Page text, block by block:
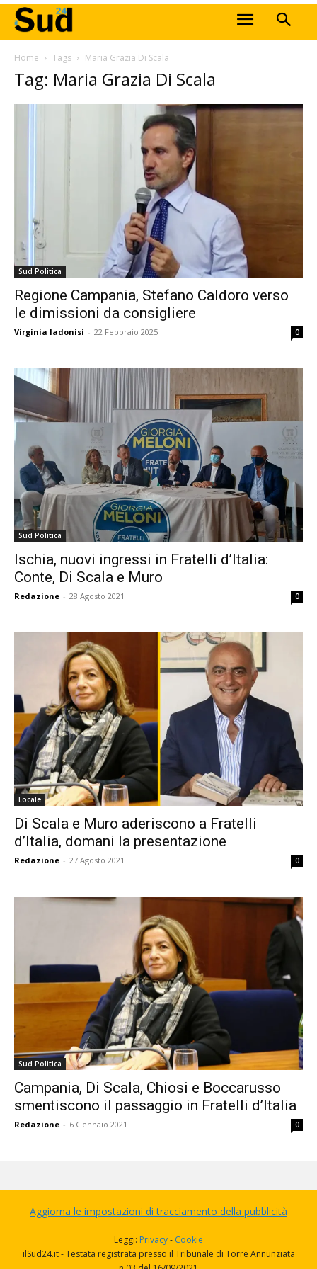
Home Tags Maria Grazia Di Scala
Tag: Maria Grazia Di Scala
Sud Politica
Regione Campania, Stefano Caldoro verso
le dimissioni da consigliere
Virginia Iadonisi - 22 Febbraio 2025 0
Sud Politica
Ischia, nuovi ingressi in Fratelli d’Italia:
Conte, Di Scala e Muro
Redazione - 28 Agosto 2021 0
Locale
Di Scala e Muro aderiscono a Fratelli
d’Italia, domani la presentazione
Redazione - 27 Agosto 2021 0
Sud Politica
Campania, Di Scala, Chiosi e Boccarusso
smentiscono il passaggio in Fratelli d’Italia
Redazione - 6 Gennaio 2021 0
Aggiorna le impostazioni di tracciamento della pubblicità
Leggi: Privacy- Cookie
ilSud24.it - Testata registrata presso il Tribunale di Torre Annunziata